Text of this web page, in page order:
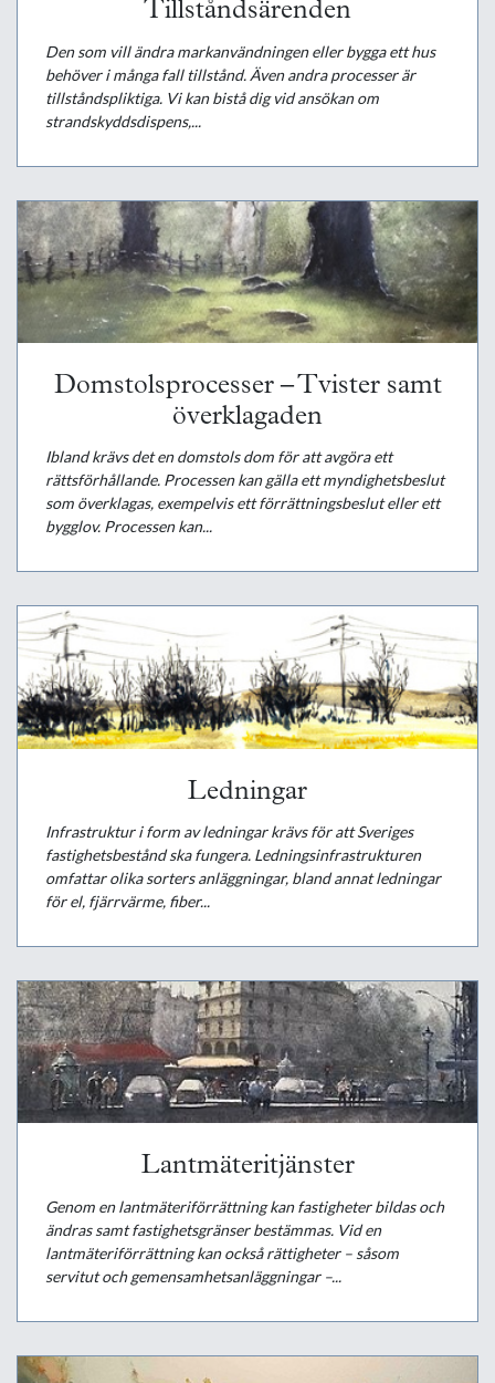
Tillståndsärenden
Den som vill ändra markanvändningen eller bygga ett hus
behöver i många fall tillstånd. Även andra processer är
tillståndspliktiga. Vi kan bistå dig vid ansökan om
strandskyddsdispens,...
Domstolsprocesser – Tvister samt
överklagaden
Ibland krävs det en domstols dom för att avgöra ett
rättsförhållande. Processen kan gälla ett myndighetsbeslut
som överklagas, exempelvis ett förrättningsbeslut eller ett
bygglov. Processen kan...
Ledningar
Infrastruktur i form av ledningar krävs för att Sveriges
fastighetsbestånd ska fungera. Ledningsinfrastrukturen
omfattar olika sorters anläggningar, bland annat ledningar
för el, fjärrvärme, fiber...
Lantmäteritjänster
Genom en lantmäteriförrättning kan fastigheter bildas och
ändras samt fastighetsgränser bestämmas. Vid en
lantmäteriförrättning kan också rättigheter – såsom
servitut och gemensamhetsanläggningar –...